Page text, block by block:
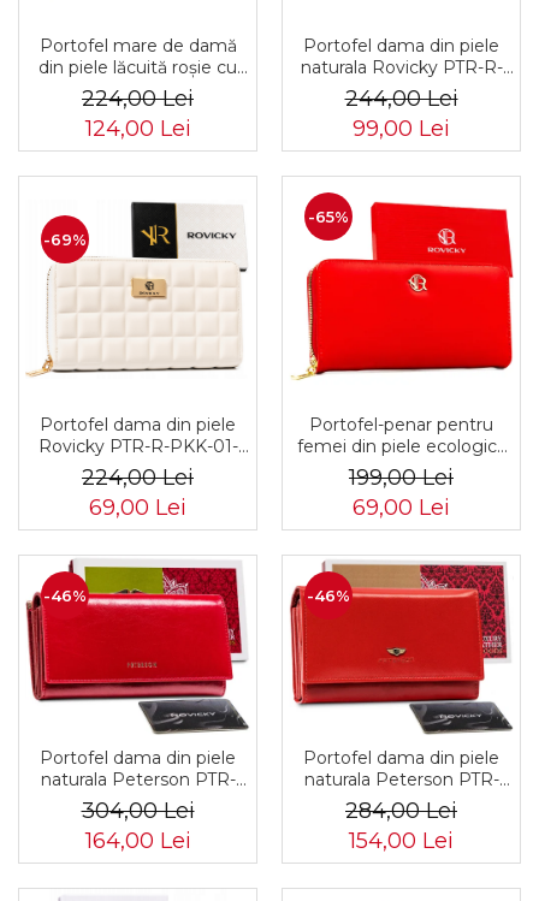
Portofel mare de damă
din piele lăcuită roșie cu
închidere cu capsă -
Rovicky
224,00 Lei
124,00 Lei
Portofel dama din piele
naturala Rovicky PTR-R-
6303-PAT-6939 MULT
244,00 Lei
99,00 Lei
-69%
Portofel dama din piele
Rovicky PTR-R-PKK-01-
5987 CR
224,00 Lei
69,00 Lei
-65%
Portofel-penar pentru
femei din piele ecologică
roșie - Rovicky PTR-R-
PRK-01-U8-6338-RED
199,00 Lei
69,00 Lei
-46%
Portofel dama din piele
naturala Peterson PTR-
PTN PL-721-1506
304,00 Lei
164,00 Lei
-46%
Portofel dama din piele
naturala Peterson PTR-
PTN 438 2-3-1-5989 R
284,00 Lei
154,00 Lei